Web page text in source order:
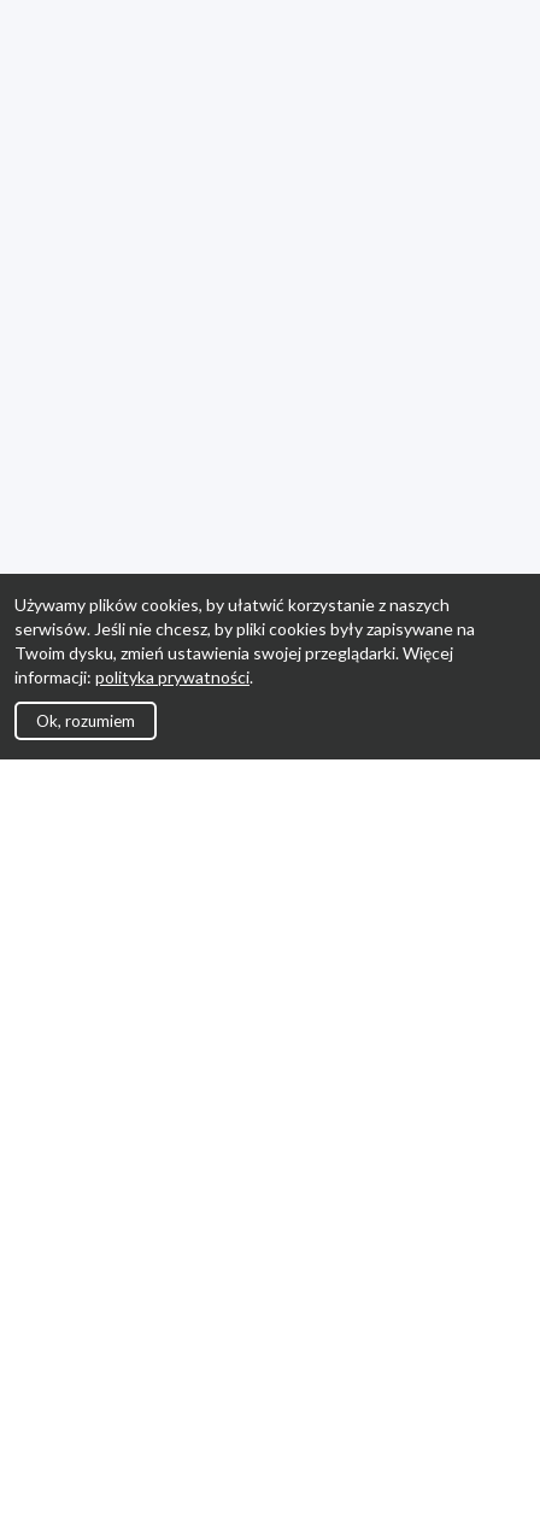
Używamy plików cookies, by ułatwić korzystanie z naszych
serwisów. Jeśli nie chcesz, by pliki cookies były zapisywane na
Twoim dysku, zmień ustawienia swojej przeglądarki. Więcej
informacji: polityka prywatności.
Ok, rozumiem